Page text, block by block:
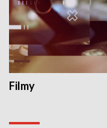
Filmy